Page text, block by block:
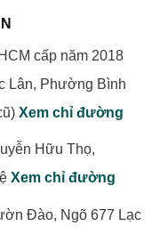
cấp năm 2018
Lân, Phường Bình
Xem chỉ đường
Hữu Thọ,
Xem chỉ đường
Đào, Ngõ 677 Lạc